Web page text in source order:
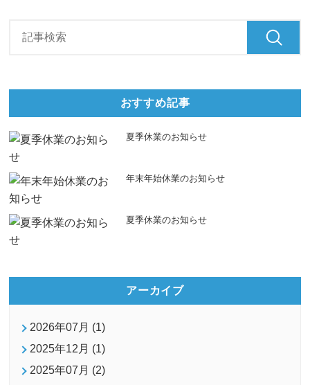
おすすめ記事
夏季休業のお知らせ
年末年始休業のお知らせ
夏季休業のお知らせ
アーカイブ
2026年07月 (1)
2025年12月 (1)
2025年07月 (2)